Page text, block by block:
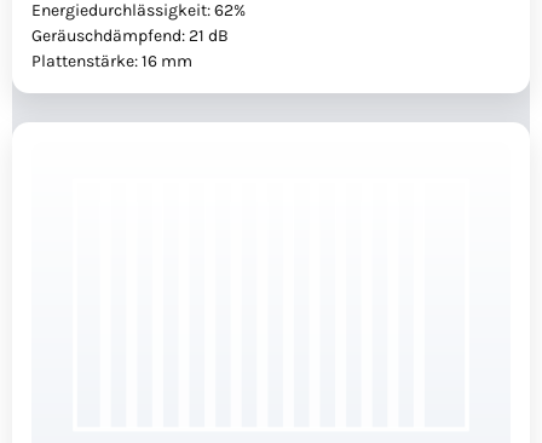
Energiedurchlässigkeit: 62%
Geräuschdämpfend: 21 dB
Plattenstärke: 16 mm